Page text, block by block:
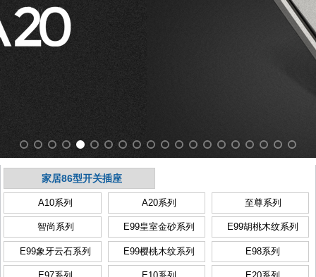
家居86型开关插座
A10系列 A20系列 至尊系列
智尚系列 E99皇室金砂系列 E99胡桃木纹系列
E99象牙云石系列 E99樱桃木纹系列 E98系列